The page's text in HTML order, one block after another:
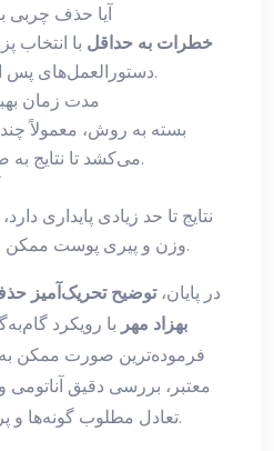
آیا حذف چربی
خطرات به حداقل با انتخاب
دستورالعمل‌های پس از عمل کاهش می‌یابد.
مدت زمان
بسته به روش، معمولاً
می‌کشد تا نتایج به صورت کامل دیده شود.
نتایج تا حد زیادی پایداری
وزن و پیری پوست ممکن است تغییراتی رخ دهد.
در پایان،توضیح تحریک‌آمیز
بهزاد مهر با رویکرد
فرموده‌ترین صورت ممکن
معتبر، بررسی دقیق آناتومی
تعادل مطلوب گونه‌ها و پروفایل صورت نزدیک شوید.